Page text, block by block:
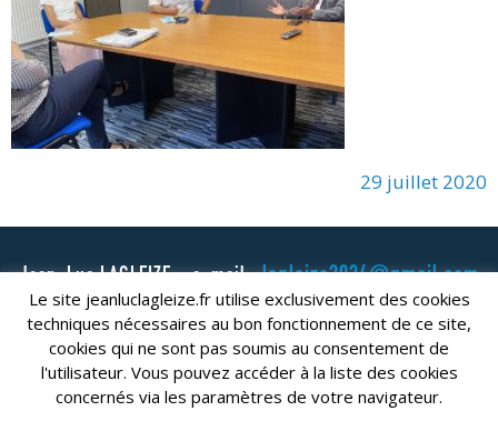
29 juillet 2020
Jean-Luc LAGLEIZE - e-mail :lagleize2024@gmail.com
Mentions Légales- Copyright © 2024. Tous droits réservés.
Le site jeanluclagleize.fr utilise exclusivement des cookies
techniques nécessaires au bon fonctionnement de ce site,
cookies qui ne sont pas soumis au consentement de
l'utilisateur. Vous pouvez accéder à la liste des cookies
concernés via les paramètres de votre navigateur.